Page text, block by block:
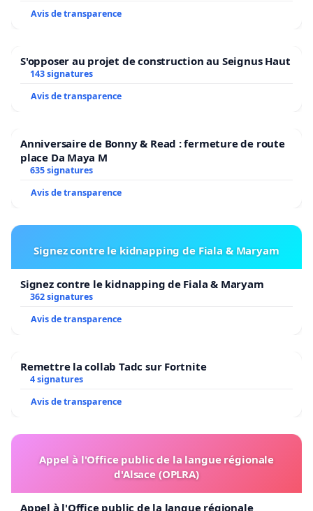
Avis de transparence
S'opposer au projet de construction au Seignus Haut
143 signatures
Avis de transparence
Anniversaire de Bonny & Read : fermeture de route
place Da Maya M
635 signatures
Avis de transparence
Signez contre le kidnapping de Fiala & Maryam
Signez contre le kidnapping de Fiala & Maryam
362 signatures
Avis de transparence
Remettre la collab Tadc sur Fortnite
4 signatures
Avis de transparence
Appel à l'Office public de la langue régionale
d'Alsace (OPLRA)
Appel à l'Office public de la langue régionale